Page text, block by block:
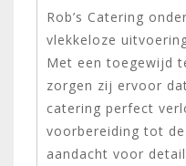
Rob’s Catering
vlekkeloze
Met een toegewijd
zorgen zij ervoor
catering perfect
voorbereiding tot
aandacht voor